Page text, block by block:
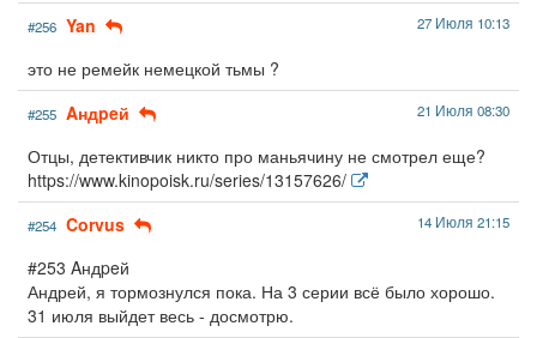
#256 Yan 27 Июля 10:13
это не ремейк немецкой тьмы ?
#255 Aндpeй 21 Июля 08:30
Отцы, детективчик никто про маньячину не смотрел еще?
https://www.kinopoisk.ru/series/13157626/
#254 Corvus 14 Июля 21:15
#253 Aндpeй
Андрей, я тормознулся пока. На 3 серии всё было хорошо.
31 июля выйдет весь - досмотрю.